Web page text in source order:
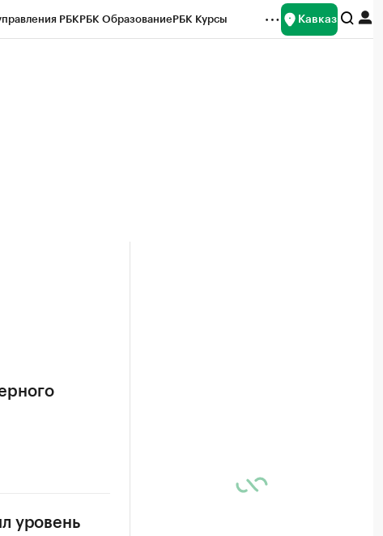
РБКРБК ОбразованиеРБК Курсы Кавказ
уровень